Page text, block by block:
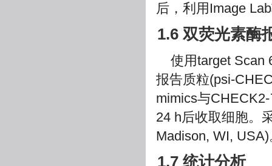
后，利用Image
1.6 双荧光素酶
使用target Scan
报告质粒(psi-
mimics与CHECK2-
24 h后收取细胞。
Madison, WI, USA)
1.7 统计分析